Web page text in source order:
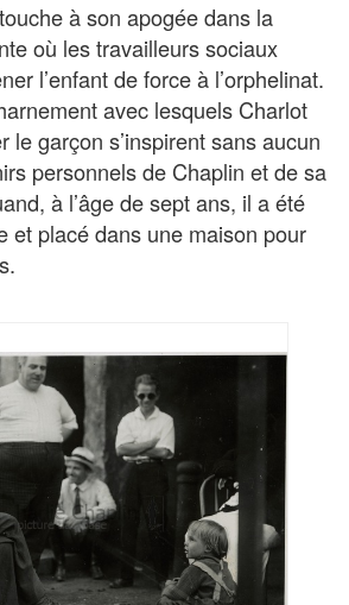
à son apogée dans la
où les travailleurs sociaux
l’enfant de force à l’orphelinat.
avec lesquels Charlot
le garçon s’inspirent sans aucun
personnels de Chaplin et de sa
à l’âge de sept ans, il a été
et placé dans une maison pour